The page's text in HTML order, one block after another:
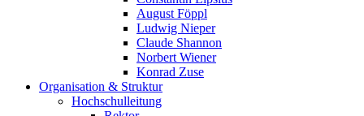
August Föppl
Ludwig Nieper
Claude Shannon
Norbert Wiener
Konrad Zuse
Organisation & Struktur
Hochschulleitung